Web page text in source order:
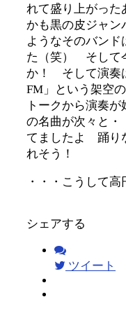
れて盛り上がっ
かも黒の皮ジャ
ようなそのバンド
た（笑） そして
か！ そして演奏
FM」という架空
トークから演奏
の名曲が次々と
てましたよ 踊り
れそう！
・・・こうして
シェアする
ツイート